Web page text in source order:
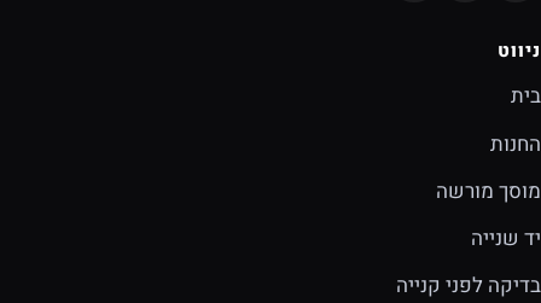
ניווט
בית
החנות
מוסך מורשה
יד שנייה
בדיקה לפני קנייה